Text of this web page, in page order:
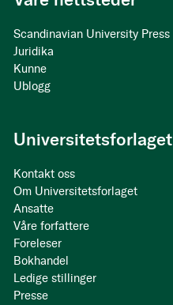
Scandinavian University Press
Juridika
Kunne
Ublogg
Universitetsforlaget
Kontakt oss
Om Universitetsforlaget
Ansatte
Våre forfattere
Foreleser
Bokhandel
Ledige stillinger
Presse